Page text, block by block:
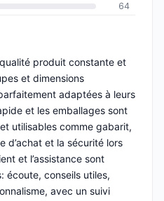
64
produit constante et
et dimensions
adaptées à leurs
et les emballages sont
utilisables comme gabarit,
d’achat et la sécurité lors
et l’assistance sont
écoute, conseils utiles,
avec un suivi